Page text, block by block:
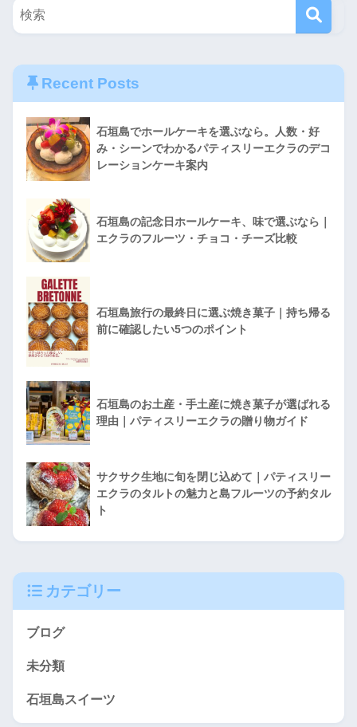
Recent Posts
石垣島でホールケーキを選ぶなら。人数・好
み・シーンでわかるパティスリーエクラのデコ
レーションケーキ案内
石垣島の記念日ホールケーキ、味で選ぶなら｜
エクラのフルーツ・チョコ・チーズ比較
石垣島旅行の最終日に選ぶ焼き菓子｜持ち帰る
前に確認したい5つのポイント
石垣島のお土産・手土産に焼き菓子が選ばれる
理由｜パティスリーエクラの贈り物ガイド
サクサク生地に旬を閉じ込めて｜パティスリー
エクラのタルトの魅力と島フルーツの予約タル
ト
カテゴリー
ブログ
未分類
石垣島スイーツ